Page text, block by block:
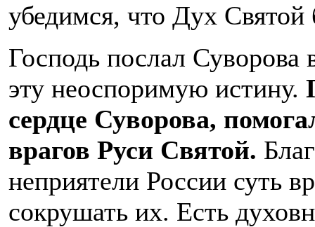
убедимся, что Дух Святой
Господь послал
эту неоспоримую истину.
сердце Суворова,
врагов Руси Святой.
неприятели России суть
сокрушать их. Есть